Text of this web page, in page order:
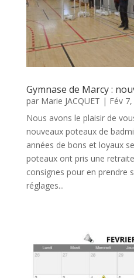
Gymnase de Marcy :
par Marie JACQUET | Fév
Nous avons le plaisir de
nouveaux poteaux de
années de bons et loyaux
poteaux ont pris une
consignes pour en prendre
réglages...